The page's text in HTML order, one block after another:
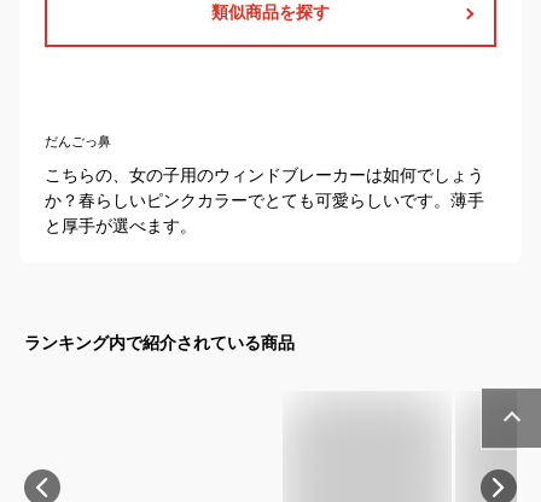
類似商品を探す
だんごっ鼻
こちらの、女の子用のウィンドブレーカーは如何でしょう
か？春らしいピンクカラーでとても可愛らしいです。薄手
と厚手が選べます。
ランキング内で紹介されている商品